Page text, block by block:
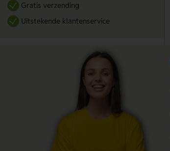
Gratis verzending
Uitstekende klantenservice